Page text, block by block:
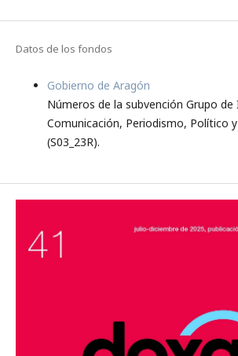
Datos de los fondos
Gobierno de Aragón
Números de la subvención Grupo
Comunicación, Periodismo, Político
(S03_23R).